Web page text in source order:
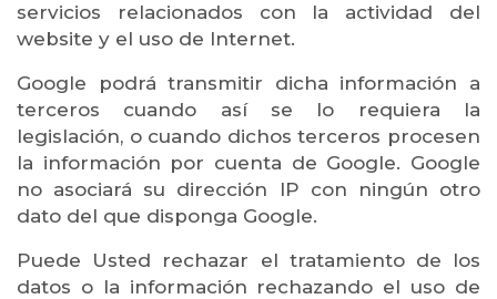
servicios relacionados con la actividad del
website y el uso de Internet.
Google podrá transmitir dicha información a
terceros cuando así se lo requiera la
legislación, o cuando dichos terceros procesen
la información por cuenta de Google. Google
no asociará su dirección IP con ningún otro
dato del que disponga Google.
Puede Usted rechazar el tratamiento de los
datos o la información rechazando el uso de